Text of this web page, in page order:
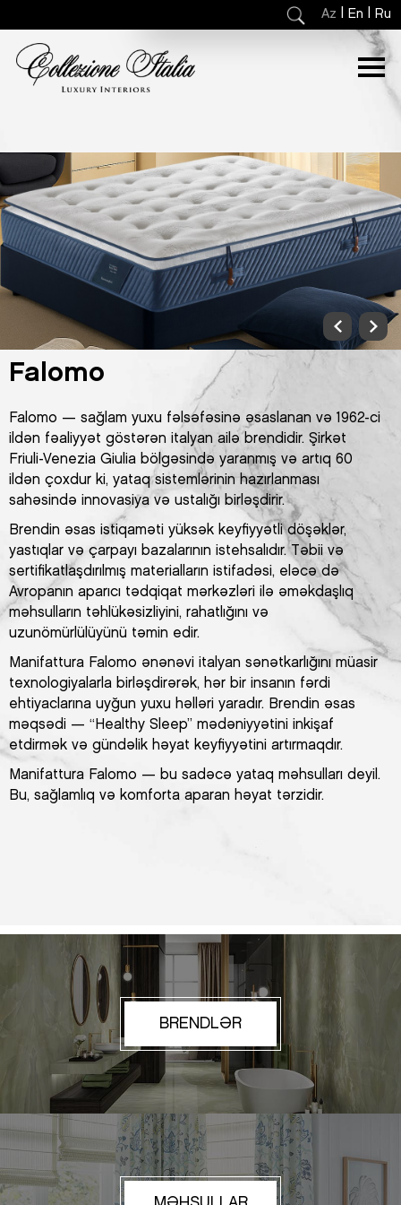
Az En Ru
Falomo
Falomo — sağlam yuxu fəlsəfəsinə əsaslanan və 1962-ci
ildən fəaliyyət göstərən italyan ailə brendidir. Şirkət
Friuli-Venezia Giulia bölgəsində yaranmış və artıq 60
ildən çoxdur ki, yataq sistemlərinin hazırlanması
sahəsində innovasiya və ustalığı birləşdirir.
Brendin əsas istiqaməti yüksək keyfiyyətli döşəklər,
yastıqlar və çarpayı bazalarının istehsalıdır. Təbii və
sertifikatlaşdırılmış materialların istifadəsi, eləcə də
Avropanın aparıcı tədqiqat mərkəzləri ilə əməkdaşlıq
məhsulların təhlükəsizliyini, rahatlığını və
uzunömürlülüyünü təmin edir.
Manifattura Falomo ənənəvi italyan sənətkarlığını müasir
texnologiyalarla birləşdirərək, hər bir insanın fərdi
ehtiyaclarına uyğun yuxu həlləri yaradır. Brendin əsas
məqsədi — “Healthy Sleep” mədəniyyətini inkişaf
etdirmək və gündəlik həyat keyfiyyətini artırmaqdır.
Manifattura Falomo — bu sadəcə yataq məhsulları deyil.
Bu, sağlamlıq və komforta aparan həyat tərzidir.
BRENDLƏR